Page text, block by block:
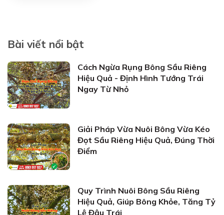
Bài viết nổi bật
Cách Ngừa Rụng Bông Sầu Riêng
Hiệu Quả - Định Hình Tướng Trái
Ngay Từ Nhỏ
Giải Pháp Vừa Nuôi Bông Vừa Kéo
Đọt Sầu Riêng Hiệu Quả, Đúng Thời
Điểm
Quy Trình Nuôi Bông Sầu Riêng
Hiệu Quả, Giúp Bông Khỏe, Tăng Tỷ
Lệ Đậu Trái